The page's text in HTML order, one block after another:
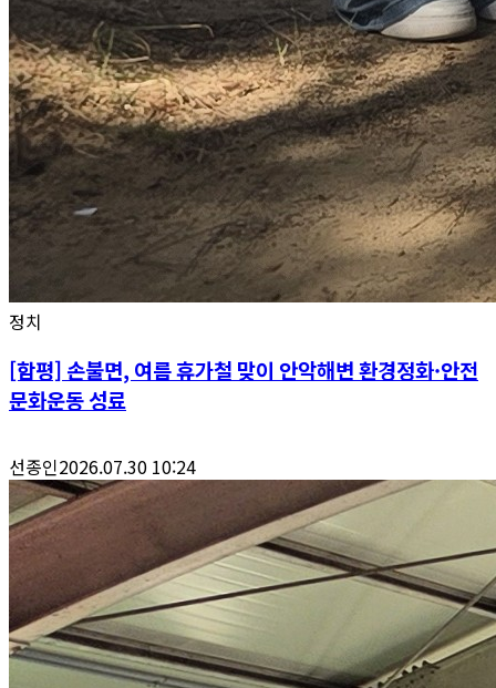
정치
[함평] 손불면, 여름 휴가철 맞이 안악해변 환경정화·안전
문화운동 성료
선종인2026.07.30 10:24